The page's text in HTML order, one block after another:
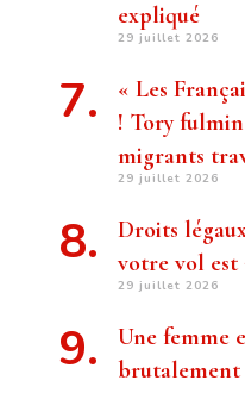
expliqué
29 juillet 2026
« Les
! Tory
migrants
29 juillet 2026
Droits
votre vol
29 juillet 2026
Une femme
brutalement